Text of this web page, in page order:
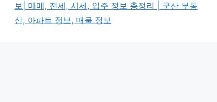
보| 매매, 전세, 시세, 입주 정보 총정리 | 군산 부동
산, 아파트 정보, 매물 정보